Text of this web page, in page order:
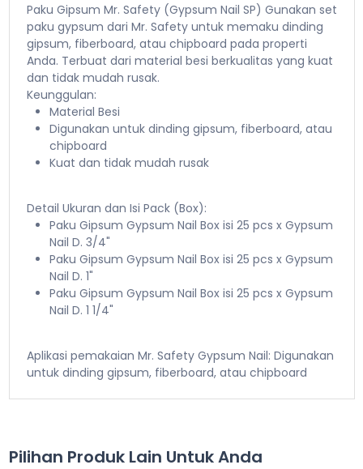
Paku Gipsum Mr. Safety (Gypsum Nail SP) Gunakan set
paku gypsum dari Mr. Safety untuk memaku dinding
gipsum, fiberboard, atau chipboard pada properti
Anda. Terbuat dari material besi berkualitas yang kuat
dan tidak mudah rusak.
Keunggulan:
Material Besi
Digunakan untuk dinding gipsum, fiberboard, atau
chipboard
Kuat dan tidak mudah rusak
Detail Ukuran dan Isi Pack (Box):
Paku Gipsum Gypsum Nail Box isi 25 pcs x Gypsum
Nail D. 3/4"
Paku Gipsum Gypsum Nail Box isi 25 pcs x Gypsum
Nail D. 1"
Paku Gipsum Gypsum Nail Box isi 25 pcs x Gypsum
Nail D. 1 1/4"
Aplikasi pemakaian Mr. Safety Gypsum Nail: Digunakan
untuk dinding gipsum, fiberboard, atau chipboard
Pilihan Produk Lain Untuk Anda